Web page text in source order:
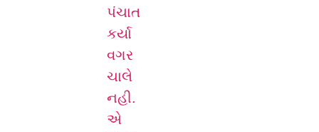
પંચાત
કર્યા
વગર
ચાલે
નહી.
એ